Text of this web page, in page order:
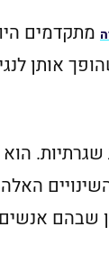
מתקדמים
אותן
השינויים
שבהם